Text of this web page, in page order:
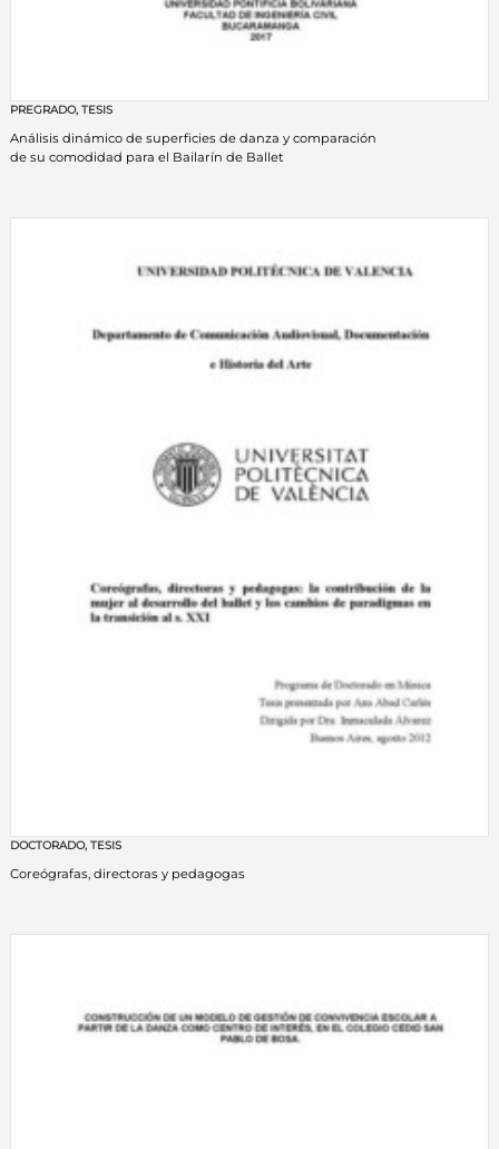
PREGRADO, TESIS
Análisis dinámico de superficies de danza y comparación
de su comodidad para el Bailarín de Ballet
DOCTORADO, TESIS
Coreógrafas, directoras y pedagogas